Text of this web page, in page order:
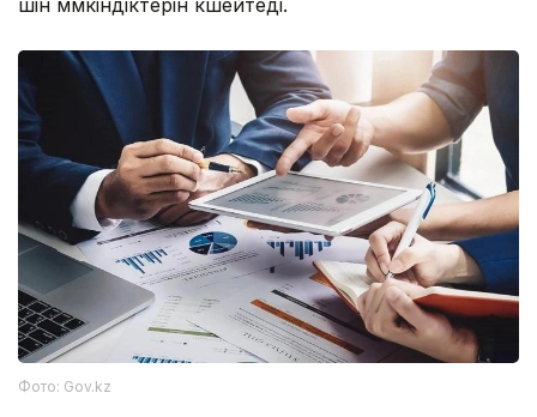
Фото: Gov.kz